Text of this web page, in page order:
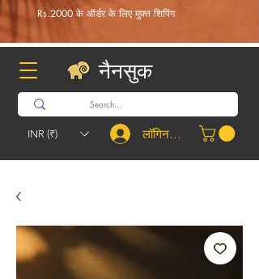
Rs.2000 के ऑर्डर के लिए मुफ़्त शिपिंग
नैनसुक
INR (₹) लॉगिन करें